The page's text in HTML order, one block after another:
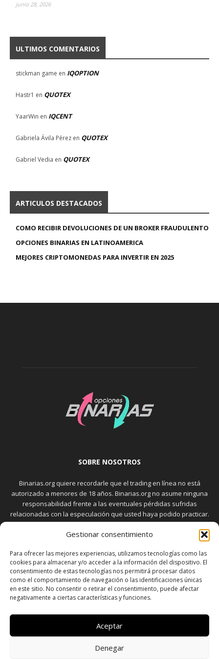
Gestionar consentimiento
Para ofrecer las mejores experiencias, utilizamos tecnologías como las
cookies para almacenar y/o acceder a la información del dispositivo. El
consentimiento de estas tecnologías nos permitirá procesar datos
como el comportamiento de navegación o las identificaciones únicas
en este sitio. No consentir o retirar el consentimiento, puede afectar
negativamente a ciertas características y funciones.
Aceptar
Denegar
junio 28, 2026
ULTIMOS COMENTARIOS
stickman game en IQOPTION
Hastr1 en QUOTEX
YaarWin en IQCENT
Gabriela Ávila Pérez en QUOTEX
Gabriel Vedia en QUOTEX
ARTICULOS DESTACADOS
COMO RECIBIR DEVOLUCIONES DE UN BROKER FRAUDULENTO
OPCIONES BINARIAS EN LATINOAMERICA
MEJORES CRIPTOMONEDAS PARA INVERTIR EN 2025
SOBRE NOSOTROS
Binarias.org quiere recordarle que el trading en línea no está
autorizado a menores de 18 años. Binarias.org no asume ninguna
responsabilidad frente a las eventuales pérdidas sufridas
relacionadas con la especulación que usted haya podido practicar.
El trading en el mercado de opciones binarias implica riesgos
elevados. Usted debe conocer y aceptar estos riesgos, que
transacciones bursátiles.
SÍGUENOS